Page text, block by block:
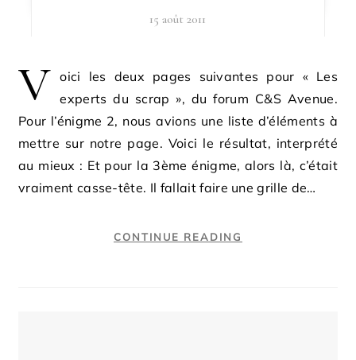
15 août 2011
V oici les deux pages suivantes pour « Les
experts du scrap », du forum C&S Avenue.
Pour l’énigme 2, nous avions une liste d’éléments à
mettre sur notre page. Voici le résultat, interprété
au mieux : Et pour la 3ème énigme, alors là, c’était
vraiment casse-tête. Il fallait faire une grille de…
CONTINUE READING